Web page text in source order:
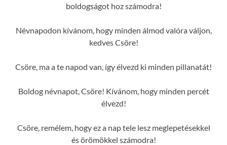
boldogságot hoz számodra!
Névnapodon kívánom, hogy minden álmod valóra váljon,
kedves Csöre!
Csöre, ma a te napod van, így élvezd ki minden pillanatát!
Boldog névnapot, Csöre! Kívánom, hogy minden percét
élvezd!
Csöre, remélem, hogy ez a nap tele lesz meglepetésekkel
és örömökkel számodra!